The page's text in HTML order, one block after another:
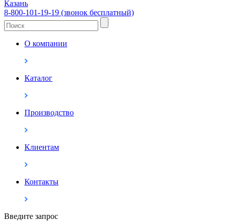
Казань
8-800-101-19-19 (звонок бесплатный)
О компании
Каталог
Производство
Клиентам
Контакты
Введите запрос